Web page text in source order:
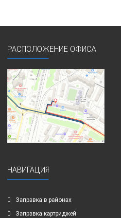
РАСПОЛОЖЕНИЕ ОФИСА
НАВИГАЦИЯ
Заправка в районах
Заправка картриджей